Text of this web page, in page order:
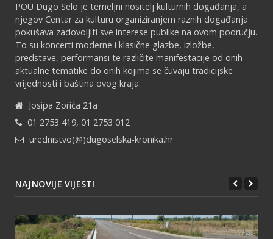
POU Dugo Selo je temeljni nositelj kulturnih događanja, a
njegov Centar za kulturu organiziranjem raznih događanja
pokušava zadovoljiti sve interese publike na ovom području.
To su koncerti moderne i klasične glazbe, izložbe,
predstave, performansi te različite manifestacije od onih
aktualne tematike do onih kojima se čuvaju tradicijske
vrijednosti i baština ovog kraja.
Josipa Zorića 21a
01 2753 419, 01 2753 012
urednistvo(@)dugoselska-kronika.hr
NAJNOVIJE VIJESTI